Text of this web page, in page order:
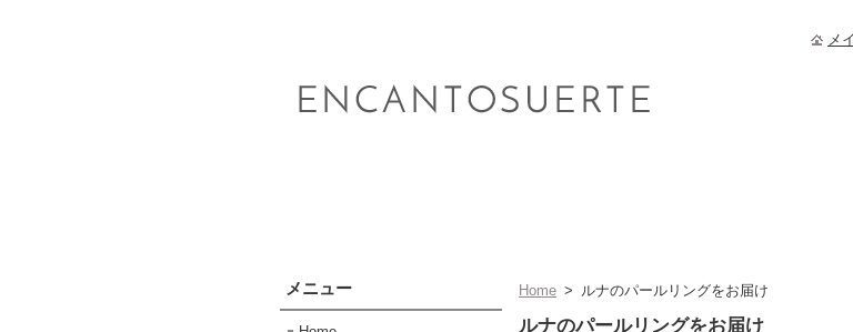
Home > ルナのパールリングをお届け
ルナのパールリングをお届け
メニュー
メ